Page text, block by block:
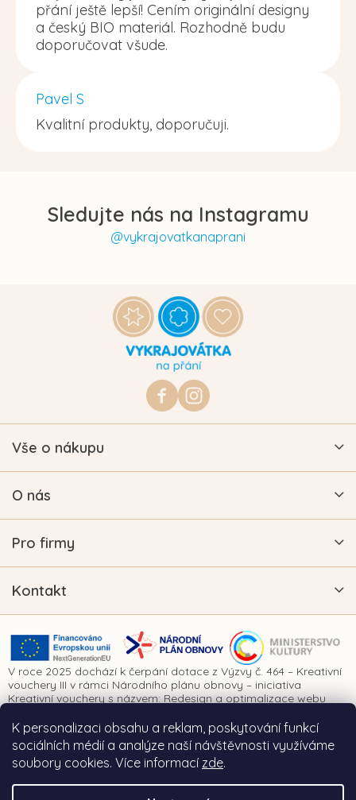
K personalizaci obsahu a reklam, poskytování funkcí
sociálních médií a analýze naší návštěvnosti využíváme
soubory cookies. Více informací zde.
přání ještě lepší! Cením originální designy
a český BIO materiál. Rozhodně budu
doporučovat všude.
Pavel S
Kvalitní produkty, doporučuji.
Sledujte nás na Instagramu
@vykrajovatkanaprani
https://www.facebook.com/
vykrajovatkanaprani.cz
Vše o nákupu
O nás
Pro firmy
Kontakt
V roce 2025 dochází k čerpání dotace z Výzvy č. 464 – Kreativní
vouchery III v rámci Národního plánu obnovy – iniciativa
Kreativní vouchery s názvem: Redesign a optimalizace webu
spoluúčasti Evropské unie prostřednictvím Národního plánu
obnovy a Ministerstva kultury České republiky.